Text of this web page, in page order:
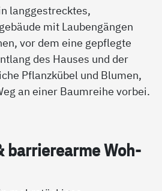
bar­rie­re­ar­me Woh­